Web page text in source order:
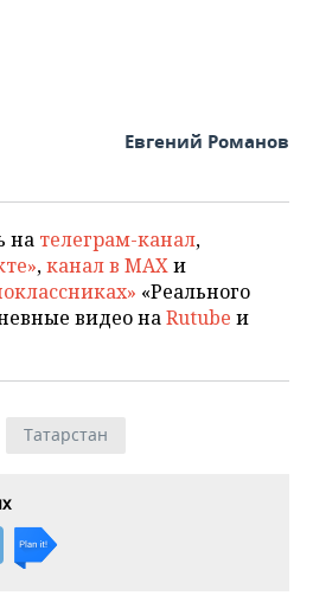
Евгений Романов
на телеграм-канал,
,канал в MAXи
«Реального
видео наRutube и
Татарстан